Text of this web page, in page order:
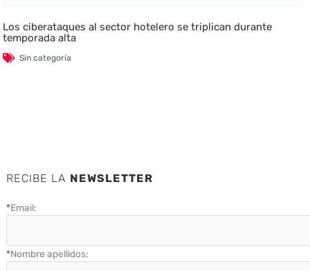
Los ciberataques al sector hotelero se triplican durante
temporada alta
Sin categoría
RECIBE LA NEWSLETTER
*Email:
*Nombre apellidos: